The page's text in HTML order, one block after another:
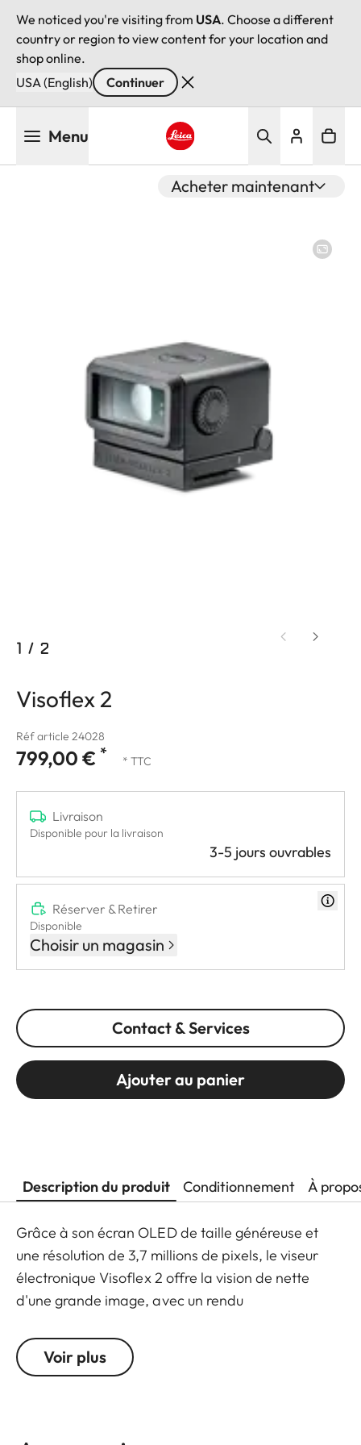
We noticed you're visiting from USA. Choose a different
country or region to view content for your location and
shop online.
USA (English)
Continuer
Menu
Acheter maintenant
1 / 2
Visoflex 2
Réf article 24028
799,00 € * * TTC
Livraison
Disponible pour la livraison
3-5 jours ouvrables
Réserver & Retirer
Disponible
Choisir un magasin
Contact & Services
Ajouter au panier
Description du produit Conditionnement À
Grâce à son écran OLED de taille généreuse et
une résolution de 3,7 millions de pixels, le viseur
électronique Visoflex 2 offre la vision de nette
d'une grande image, avec un rendu
champ prononcée. Doté d'un capteur oculaire
pour une activation automatique et d'une plage de
Voir plus